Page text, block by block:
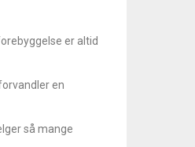
er altid
en
så mange